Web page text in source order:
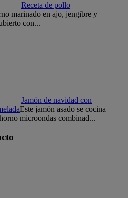
Receta de pollo
marinado en ajo, jengibre y
con...
Jamón de navidad con
Este jamón asado se cocina
microondas combinad...